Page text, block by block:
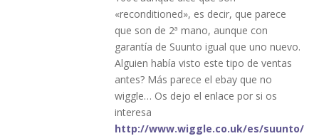
«reconditioned», es decir, que parece
que son de 2ª mano, aunque con
garantía de Suunto igual que uno nuevo.
Alguien había visto este tipo de ventas
antes? Más parece el ebay que no
wiggle… Os dejo el enlace por si os
interesa
http://www.wiggle.co.uk/es/suunto/